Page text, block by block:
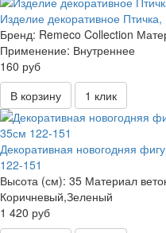
Изделие декоративное
Бренд: Remeco Collection
Применение: Внутреннее
160 руб
В корзину
1 клик
Декоративная новогодняя
122-151
Высота (см): 35 Материал
Коричневый,Зеленый
1 420 руб